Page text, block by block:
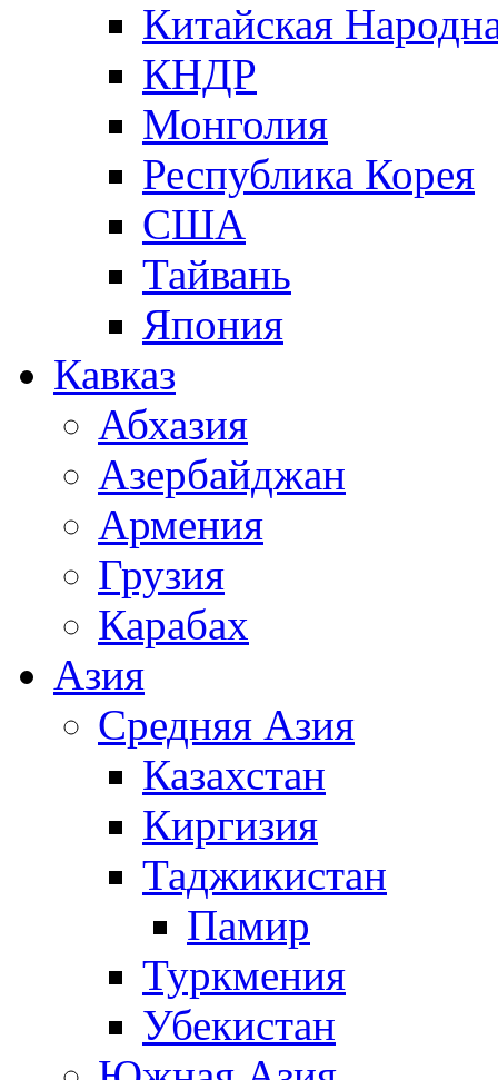
Китайская
КНДР
Монголия
Республика Корея
США
Тайвань
Япония
Кавказ
Абхазия
Азербайджан
Армения
Грузия
Карабах
Азия
Средняя Азия
Казахстан
Киргизия
Таджикистан
Памир
Туркмения
Убекистан